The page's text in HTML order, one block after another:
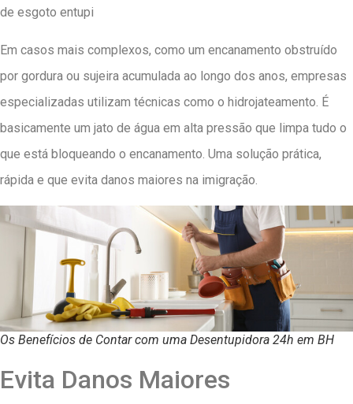
de esgoto entupi
Em casos mais complexos, como um encanamento obstruído
por gordura ou sujeira acumulada ao longo dos anos, empresas
especializadas utilizam técnicas como o hidrojateamento. É
basicamente um jato de água em alta pressão que limpa tudo o
que está bloqueando o encanamento. Uma solução prática,
rápida e que evita danos maiores na imigração.
Os Benefícios de Contar com uma Desentupidora 24h em BH
Evita Danos Maiores